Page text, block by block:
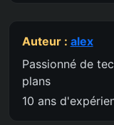
Auteur : alex
Passionné de
plans
10 ans